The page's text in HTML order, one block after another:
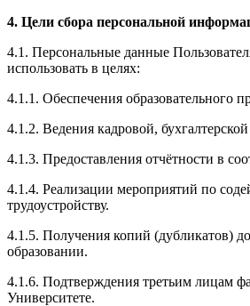
4. Цели сбора персональной
4.1. Персональные данные
использовать в целях:
4.1.1. Обеспечения образовательного
4.1.2. Ведения кадровой,
4.1.3. Предоставления отчётности в
4.1.4. Реализации мероприятий по
трудоустройству.
4.1.5. Получения копий (дубликатов)
образовании.
4.1.6. Подтверждения третьим лицам
Университете.